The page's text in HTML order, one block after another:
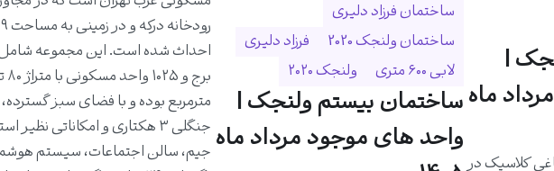
|
ماه
کلاسیک در
ساختمان فرزاد دلیری
ساختمان ولنجک 2020
فرزاد دلیری
لابی ۶۰۰ متری
ولنجک ۲۰۲۰
ساختمان بیستم ولنجک |
واحد های موجود مرداد ماه
مترمربع بوده و با فضای سبز
جنگلی ۳ هکتاری و امکاناتی نظیر
جیم، سالن اجتماعات، سیستم